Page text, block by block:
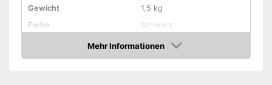
Gewicht
1,5 kg
Farbe
Schwarz
Mehr Informationen
Amazon